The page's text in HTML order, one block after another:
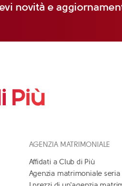
novità e
AGENZIA MATRIMONIALE
Affidati a Club di Più
Agenzia matrimoniale seria